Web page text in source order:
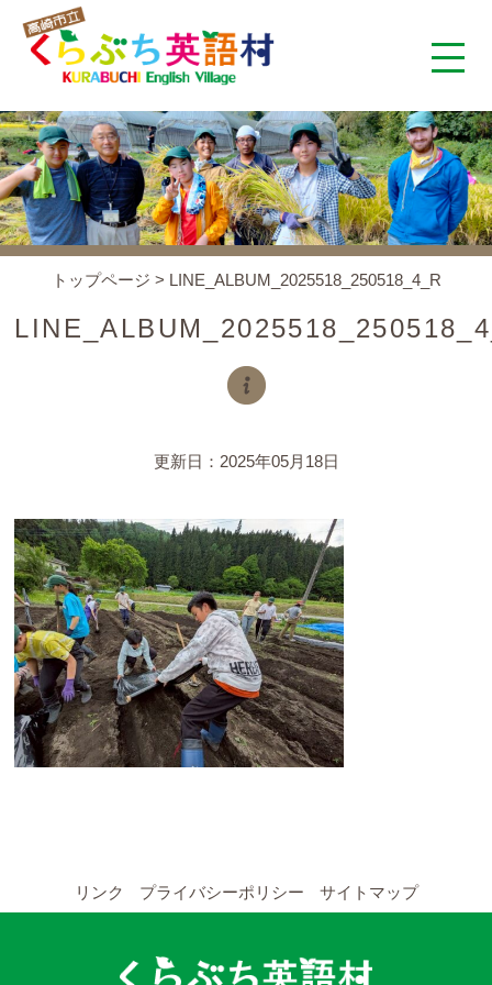
くらぶち英語村とは
コンセプト
アクセス
留学の申し込み
通年コース
週末コース
短期コース
週末コース
短期コース
トップページ > LINE_ALBUM_2025518_250518_4_R
更新日：2025年05月18日
リンク プライバシーポリシー サイトマップ